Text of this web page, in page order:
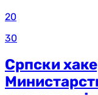
20
30
Српски